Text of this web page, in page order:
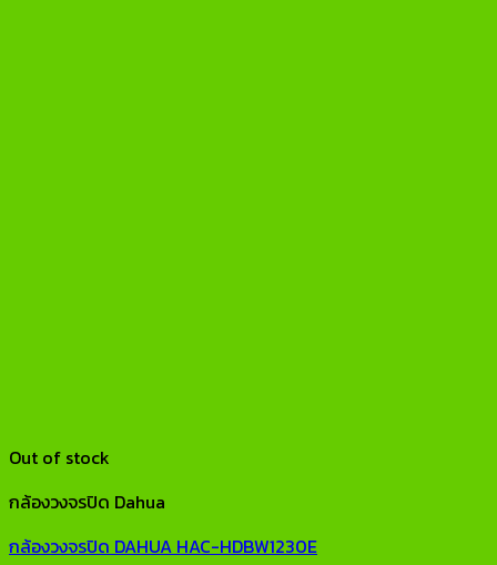
Out of stock
กล้องวงจรปิด Dahua
กล้องวงจรปิด DAHUA HAC-HDBW1230E